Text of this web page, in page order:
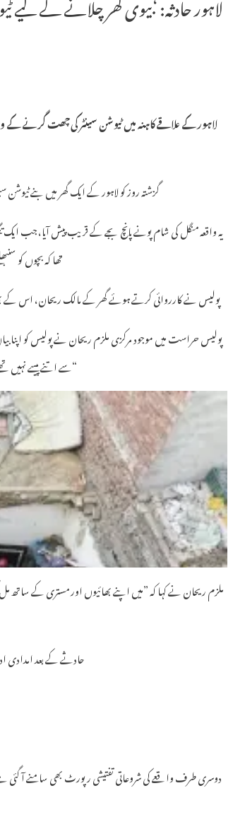
لاہور کے علاقے کاہنہ میں ٹیوشن سینٹر کی چھت گرنے
گزشتہ روز کو لاہور کے ایک گھر میں بنے ٹیوشن سینٹر کی چھت اچانک گرنے سے
تھا کہ بچوں کو
پولیس نے کارروائی کرتے ہوئے گھر کے مالک ریحان، اس کے
پولیس حراست میں موجود مرکزی ملزم ریحان نے پولیس کو اپنا
سے اتنے پیسے نہیں تھے کہ نئی چھت ڈلوا سکتا۔ گھر کا خرچہ چلانے کے لیے میری بیوی بچوں کو ٹیوشن پڑھاتی تھی۔“
ملزم ریحان نے کہا کہ ”میں اپنے بھائیوں اور مستری کے ساتھ
حادثے کے بعد امدادی
دوسری طرف واقعے کی شروعاتی تفتیشی رپورٹ بھی سامنے آ